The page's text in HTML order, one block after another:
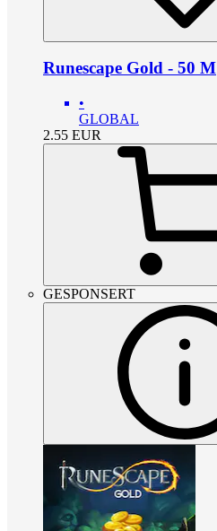
Runescape Gold - 50 M
•
GLOBAL
2.55 EUR
GESPONSERT